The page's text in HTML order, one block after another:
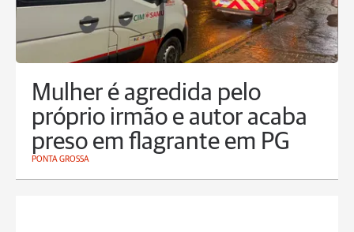
Mulher é agredida pelo
próprio irmão e autor acaba
preso em flagrante em PG
PONTA GROSSA